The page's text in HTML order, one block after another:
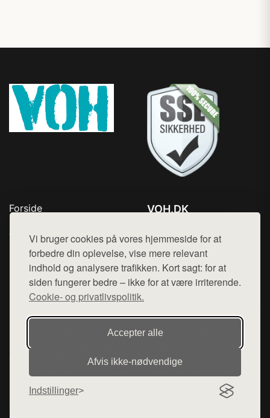
Vi bruger cookies på vores hjemmeside for at
forbedre din oplevelse, vise mere relevant
indhold og analysere trafikken. Kort sagt: for at
siden fungerer bedre – ikke for at være irriterende.
Cookie- og privatlivspolitik.
Accepter alle
Afvis ikke‑nødvendige
Indstillinger
Forside
Top Rabatter
Kontakt
VOH.DK
Mail: hej@want.dk
Cookie- og privatlivspolitik
Denne side er en del af want.dk, der udgiver en række
hjemmesider med præsentation af forskellige produkter fra
diverse webshops. Der sælges ikke varer fra denne side - vi
henviser til de shops, som sælger varen. Vi har heller ikke
varerne på lager.